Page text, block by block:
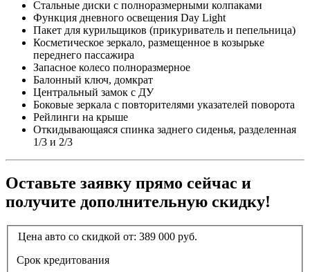
Стальные диски с полноразмерными колпаками
Функция дневного освещения Day Light
Пакет для курильщиков (прикуриватель и пепельница)
Косметическое зеркало, размещенное в козырьке
переднего пассажира
Запасное колесо полноразмерное
Балонный ключ, домкрат
Центральный замок с ДУ
Боковые зеркала с повторителями указателей поворота
Рейлинги на крыше
Откидывающаяся спинка заднего сиденья, разделенная
1/3 и 2/3
Оставьте заявку прямо сейчас и
получите дополнительную скидку!
Цена авто со скидкой от: 389 000 руб.
Срок кредитования